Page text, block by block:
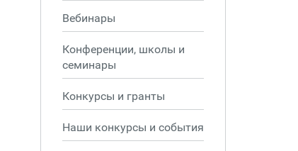
Вебинары
Конференции, школы и
семинары
Конкурсы и гранты
Наши конкурсы и события